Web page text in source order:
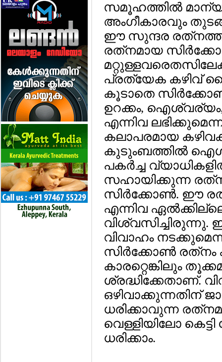
സമൂഹത്തില്‍
അംഗീകാരവും
ഈ സുന്ദര
രത്‌നമായ
പ്രത്യേക കഴിവ്
കൂടാതെ
ഉറക്കം,
എന്നിവ
കലാപരമായ
കുടുംബത്തില്‍
പകര്‍ച്ച
സഹായിക്കുന്ന
സിര്‍ക്കോണ്‍. ഈ
എന്നിവ
വിശ്വസിച്ചിരുന്നു.
വിവാഹം
സിര്‍ക്കോണ്‍
കാരറ്റെങ്കിലും
ശ്രദ്ധിക്കേതാണ്.
ഒഴിവാക്കുന്നതിന്
ധരിക്കാവുന്ന
വെള്ളിയിലോ
ധരിക്കാം.